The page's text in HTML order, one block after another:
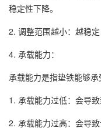
稳定性下降。
2. 调整范围越小：越稳
4. 承载能力：
承载能力是指垫铁能够承
1. 承载能力过低：会导致
2. 承载能力过高：会导